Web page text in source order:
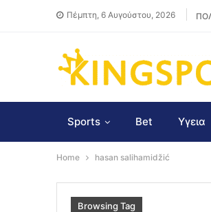
Πέμπτη, 6 Αυγούστου, 2026
Sports Bet Υγεια
Home hasan salihamidžić
Browsing Tag